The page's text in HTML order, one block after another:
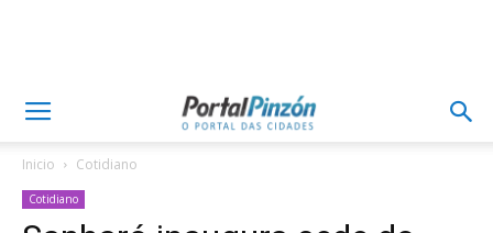
Inicio Cotidiano
Cotidiano